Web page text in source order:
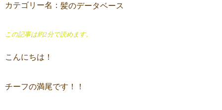
カテゴリー名： 髪のデータベース
この記事は約2分で読めます。
こんにちは！
チーフの満尾です！！